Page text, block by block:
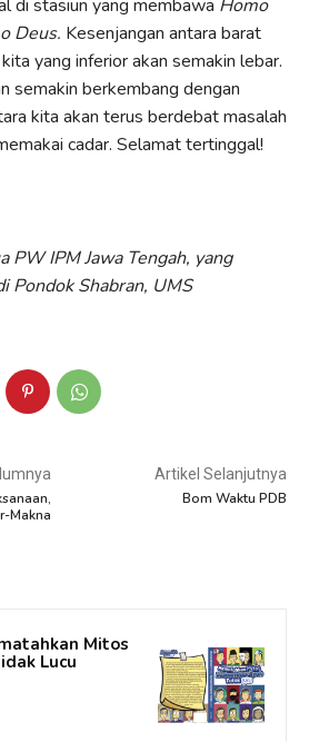
di stasiun yang membawa Homo
Deus. Kesenjangan antara barat
yang inferior akan semakin lebar.
semakin berkembang dengan
kita akan terus berdebat masalah
cadar. Selamat tertinggal!
PW IPM Jawa Tengah, yang
Pondok Shabran, UMS
Makna
Artikel Selanjutnya
Bom Waktu PDB
Mitos
Lucu